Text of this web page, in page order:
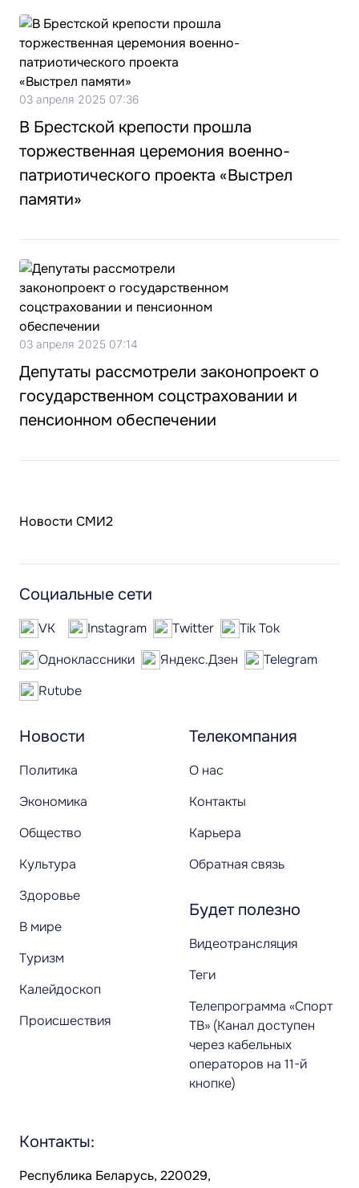
03 апреля 2025 07:36
В Брестской крепости прошла
торжественная церемония военно-
патриотического проекта «Выстрел
памяти»
03 апреля 2025 07:14
Депутаты рассмотрели законопроект о
государственном соцстраховании и
пенсионном обеспечении
Новости СМИ2
Новости
Политика
Экономика
Общество
Культура
Здоровье
В мире
Туризм
Калейдоскоп
Происшествия
Телекомпания
О нас
Контакты
Карьера
Обратная связь
Будет полезно
Видеотрансляция
Теги
Телепрограмма «Спорт
ТВ» (Канал доступен
через кабельных
операторов на 11-й
кнопке)
Социальные сети
VK Instagram Twitter
Tik Tok
Одноклассники
Яндекс.Дзен
Telegram
Rutube
Контакты:
Республика Беларусь, 220029,